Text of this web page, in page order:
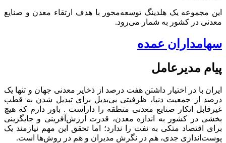
این مجموعه یک هلدینگ توسعه‌محور با هدف ارتقاء معدن و صنایع
معدنی در کشور به شمار می‌رود.
سهامداران عمده
پیام مدیرعامل
ایران با در اختیار داشتن هفت درصد از ذخایر معدنی جهان و تنها یک
درصد از جمعیت دنیا، ظرفیتی بی‌بدیل برای تبدیل شدن به قطب
غیرقابل انکار صنایع معدنی منطقه را داراست . باور دارم که هیچ
بخشی در کشور به اندازه معدن، قدرت ارزش‌آفرینی و جایگزینی
برای اقتصاد متکی به نفت را ندارد؛ اما تحقق این مهم نیازمند یک
پوست‌اندازی جدی، هم در نگرش مدیران و هم در روش‌ها است.